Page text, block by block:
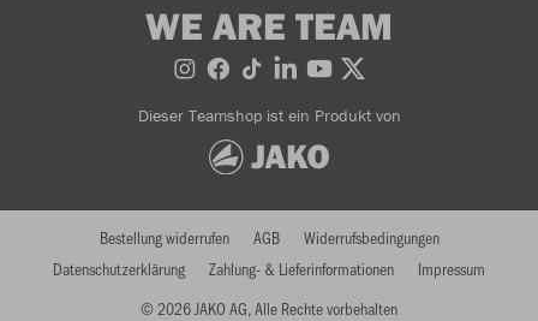
WE ARE TEAM
Dieser Teamshop ist ein Produkt von
© 2026 JAKO AG, Alle Rechte vorbehalten
Bestellung widerrufen AGB
Widerrufsbedingungen
Datenschutzerklärung
Zahlung- & Lieferinformationen Impressum